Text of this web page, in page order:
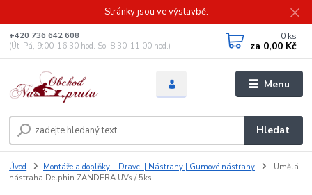
Stránky jsou ve výstavbě.
Menu
Hledat
+420 736 642 608
(Út-Pá, 9:00-16.30 hod. So, 8.30-11:00 hod.)
0 ks
za 0,00 Kč
Úvod Montáže a doplňky – Dravci | Nástrahy | Gumové nástrahy
Umělá
nástraha Delphin ZANDERA UVs / 5ks